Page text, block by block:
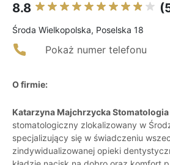
8.8
Środa Wielkopolska, Poselska 18
Pokaż numer telefonu
O firmie:
Katarzyna Majchrzycka Stomatologia
stomatologiczny zlokalizowany w
specjalizujący się w świadczeniu
zindywidualizowanej opieki